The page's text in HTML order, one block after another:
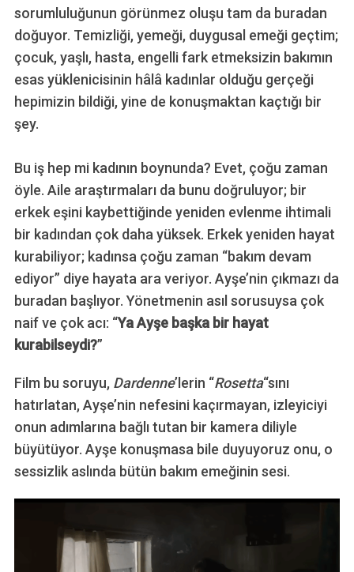
sorumluluğunun görünmez oluşu tam da buradan
doğuyor. Temizliği, yemeği, duygusal emeği geçtim;
çocuk, yaşlı, hasta, engelli fark etmeksizin bakımın
esas yüklenicisinin hâlâ kadınlar olduğu gerçeği
hepimizin bildiği, yine de konuşmaktan kaçtığı bir
şey.
Bu iş hep mi kadının boynunda? Evet, çoğu zaman
öyle. Aile araştırmaları da bunu doğruluyor; bir
erkek eşini kaybettiğinde yeniden evlenme ihtimali
bir kadından çok daha yüksek. Erkek yeniden hayat
kurabiliyor; kadınsa çoğu zaman “bakım devam
ediyor” diye hayata ara veriyor. Ayşe’nin çıkmazı da
buradan başlıyor. Yönetmenin asıl sorusuysa çok
naif ve çok acı: “Ya Ayşe başka bir hayat
kurabilseydi?”
Film bu soruyu, Dardenne’lerin “Rosetta“sını
hatırlatan, Ayşe’nin nefesini kaçırmayan, izleyiciyi
onun adımlarına bağlı tutan bir kamera diliyle
büyütüyor. Ayşe konuşmasa bile duyuyoruz onu, o
sessizlik aslında bütün bakım emeğinin sesi.